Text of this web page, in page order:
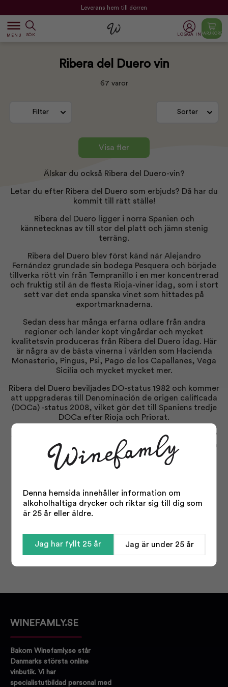
Leverans hem till dörren
dehaze
MENU SÖK LOGGA IN VARUKORG
Ribera del Duero vin
67 varor
Filter Sorter
Visa fler
Älskar du också Ribera del Duero-vin?
Letar du efter Ribera del Duero som erbjuds? Då har du
kommit till rätt ställe!
Ribera del Duero ligger i norra Spanien och
kännetecknas av till stor del platt och jämn stenig
terräng.
Ribera del Duero blev först känd när Alejandro
Fernández grundade sin bodega Pesquera och började
tillverka rött vin från Tempranillo i en mer koncentrerad
och fruktig stil än de flesta Rioja-viner idag, som i stort
sett var det enda spanska vinet som hittades på
exportmarknaderna.
Sedan dess har många erfarna odlare från andra
regioner och länder köpt vingårdar och mycket
kvalitetsvin produceras från Ribera del Duero idag. Här
är några av de bästa vinerna i världen som Hacienda
Monasterio, Pingus, Psi, Pago de los Capallanes, Vega
Sicilia och mycket mycket mer.
Ribera del Duero beviljades DO-status 1982 och kommer
att uppgraderas till Denominación de origen calificada
(DOCa) -status 2008, vilket gör det till Spaniens tredje
DOCa efter Rioja och Priorat.
Se vårt enorma urval av Ribera del Duero-vin. Vem vet?
du kanske hittar din favoritflaska Ribera del Duero som
erbjuds!
WINEFAMLY.SE
Bakom Winefamly.se står
Danmarks största online
vinbutik. Vi har
specialistutbildad personal med
Denna hemsida innehåller information om
alkoholhaltiga drycker och riktar sig till dig som
är 25 år eller äldre.
Jag har fyllt 25 år Jag är under 25 år